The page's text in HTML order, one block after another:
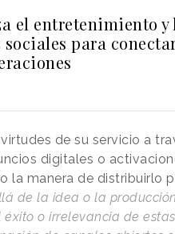
el entretenimiento y
sociales para
de su servicio a
digitales o
la manera de distribuirlo
de la idea o la
o irrelevancia de